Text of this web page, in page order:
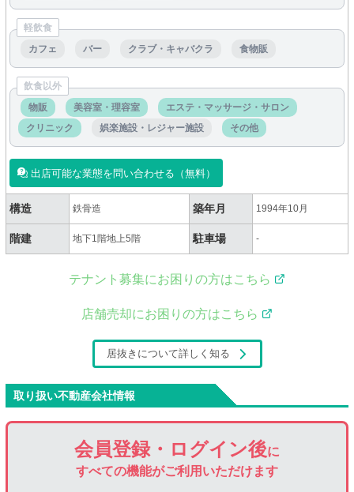
軽飲食
カフェ
バー クラブ・キャバクラ 食物販
飲食以外
物販
美容室・理容室
エステ・マッサージ・サロン
クリニック
娯楽施設・レジャー施設 その他
出店可能な業態を問い合わせる（無料）
構造 鉄骨造 築年月 1994年10月
階建 地下1階地上5階 駐車場 -
テナント募集にお困りの方はこちら
店舗売却にお困りの方はこちら
居抜きについて詳しく知る
取り扱い不動産会社情報
会員登録・ログイン後に
すべての機能がご利用いただけます